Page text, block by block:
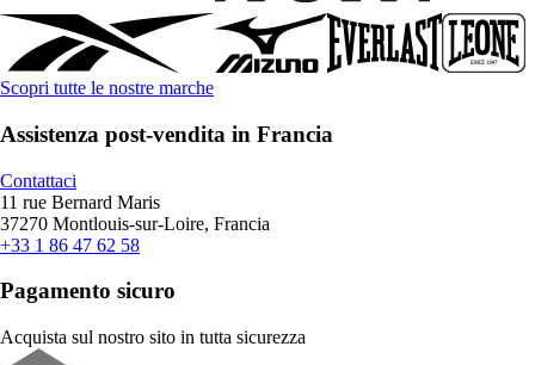
Scopri tutte le nostre marche
Assistenza post-vendita in Francia
Contattaci
11 rue Bernard Maris
37270 Montlouis-sur-Loire, Francia
+33 1 86 47 62 58
Pagamento sicuro
Acquista sul nostro sito in tutta sicurezza